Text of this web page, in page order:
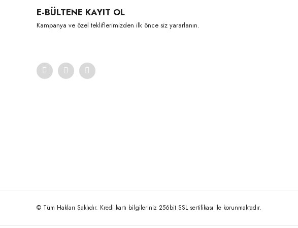
Ürün açıklamasında eksik bilgiler bulunuyor.
Ürün bilgilerinde hatalar bulunuyor.
E-BÜLTENE KAYIT OL
Kampanya ve özel tekliflerimizden ilk önce siz yararlanın.
© Tüm Hakları Saklıdır. Kredi kartı bilgileriniz 256bit SSL sertifikası ile korunmaktadır.